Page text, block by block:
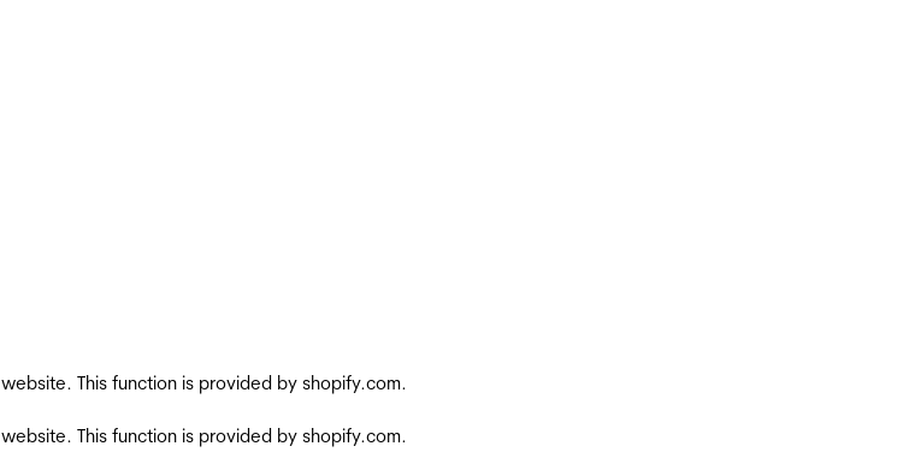
This function is provided by shopify.com.
This function is provided by shopify.com.